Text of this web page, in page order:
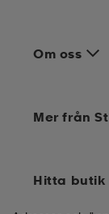
Om oss
Mer från
Hitta butik